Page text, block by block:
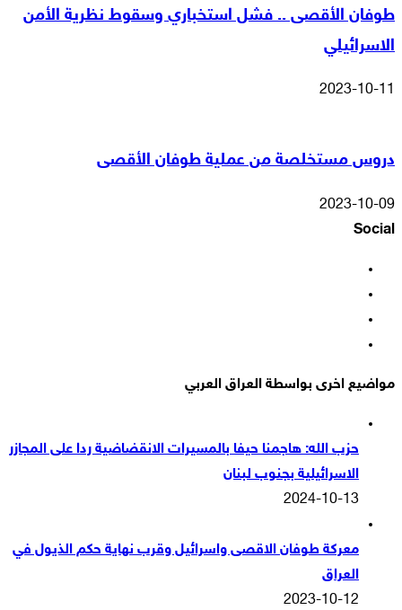
طوفان الأقصى .. فشل استخباري وسقوط نظرية الأمن
الاسرائيلي
2023-10-11
دروس مستخلصة من عملية طوفان الأقصى
2023-10-09
Social
مواضيع اخرى بواسطة العراق العربي
حزب الله: هاجمنا حيفا بالمسيرات الانقضاضية ردا على المجازر
الاسرائيلية بجنوب لبنان
2024-10-13
معركة طوفان الاقصى واسرائيل وقرب نهاية حكم الذيول في
العراق
2023-10-12